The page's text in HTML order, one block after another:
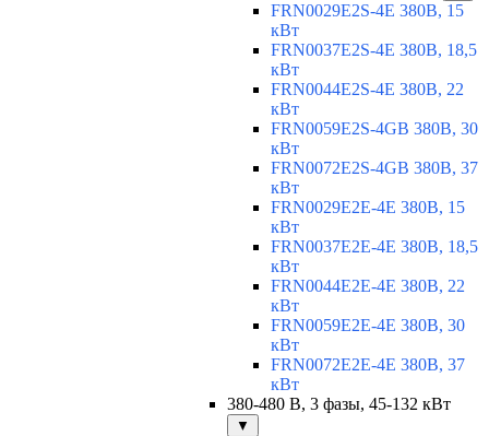
FRN0029E2S-4E 380В, 15
кВт
FRN0037E2S-4E 380В, 18,5
кВт
FRN0044E2S-4E 380В, 22
кВт
FRN0059E2S-4GB 380В, 30
кВт
FRN0072E2S-4GB 380В, 37
кВт
FRN0029E2E-4E 380В, 15
кВт
FRN0037E2E-4E 380В, 18,5
кВт
FRN0044E2E-4E 380В, 22
кВт
FRN0059E2E-4E 380В, 30
кВт
FRN0072E2E-4E 380В, 37
кВт
380-480 В, 3 фазы, 45-132 кВт
▼